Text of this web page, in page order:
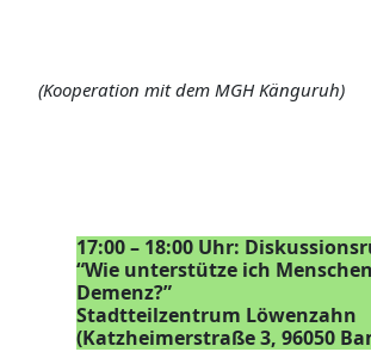
(Kooperation mit dem MGH Känguruh)
17:00 – 18:00 Uhr:
“Wie unterstütze ich
Demenz?”
Stadtteilzentrum Löwenzahn
(Katzheimerstraße 3, 96050